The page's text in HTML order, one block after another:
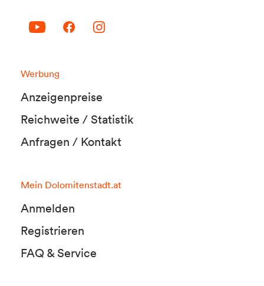
Werbung
Anzeigenpreise
Reichweite / Statistik
Anfragen / Kontakt
Mein Dolomitenstadt.at
Anmelden
Registrieren
FAQ & Service